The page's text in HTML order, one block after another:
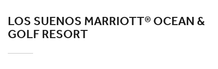
LOS SUENOS MARRIOTT® OCEAN &
GOLF RESORT